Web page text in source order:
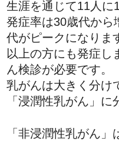
生涯を通じて11人に
発症率は30歳代から
代がピークになりま
以上の方にも発症し
ん検診が必要です。
乳がんは大きく分け
「浸潤性乳がん」に
「非浸潤性乳がん